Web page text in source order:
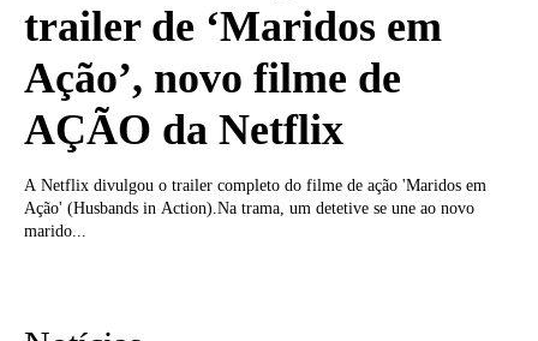
trailer de ‘Maridos em
Ação’, novo filme de
AÇÃO da Netflix
A Netflix divulgou o trailer completo do filme de ação 'Maridos em
Ação' (Husbands in Action).Na trama, um detetive se une ao novo
marido...